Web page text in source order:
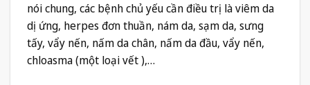
nói chung, các bệnh chủ yếu cần điều trị là viêm da
dị ứng, herpes đơn thuần, nám da, sạm da, sưng
tấy, vẩy nến, nấm da chân, nấm da đầu, vẩy nến,
chloasma (một loại vết ),…